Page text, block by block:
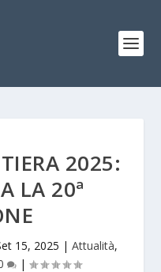
2025:
LA 20ª
15, 2025 | Attualità,
|